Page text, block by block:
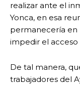
realizar ante el
Yonca, en esa
permanecería en
impedir el acceso
De tal manera,
trabajadores del